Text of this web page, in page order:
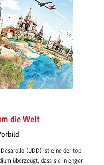
die Welt
(UDD) ist eine der top
überzeugt, dass sie in enger